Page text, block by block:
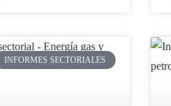
INFORMES SECTORIALES